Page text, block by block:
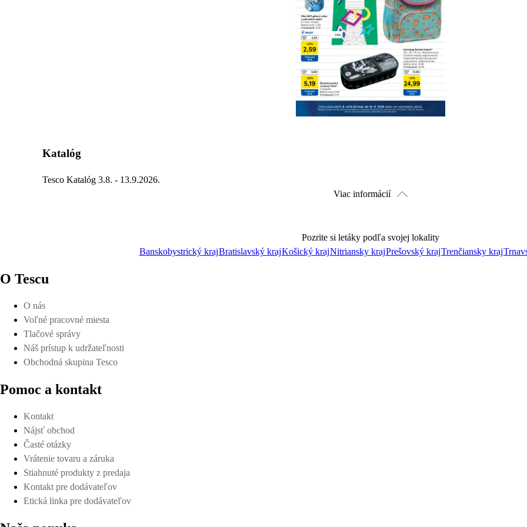
Detaily platnosti
Katalóg
Tesco Katalóg 3.8. - 13.9.2026.
Viac informácií
Pozrite si letáky podľa svojej lokality
Banskobystrický krajBratislavský krajKošický krajNitriansky krajPrešovský krajTrenčiansky kraj
O Tescu
O nás
Voľné pracovné miesta
Tlačové správy
Náš prístup k udržateľnosti
Obchodná skupina Tesco
Pomoc a kontakt
Kontakt
Nájsť obchod
Časté otázky
Vrátenie tovaru a záruka
Stiahnuté produkty z predaja
Kontakt pre dodávateľov
Etická linka pre dodávateľov